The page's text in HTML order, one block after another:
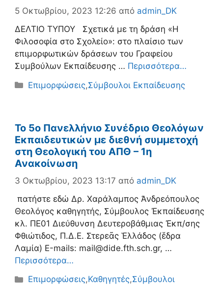
5 Οκτωβρίου, 2023 12:26 από admin_DK
ΔΕΛΤΙΟ ΤΥΠΟΥ Σχετικά με τη δράση «Η
Φιλοσοφία στο Σχολείο»: στο πλαίσιο των
επιμορφωτικών δράσεων του Γραφείου
Συμβούλων Εκπαίδευσης … Περισσότερα…
Κατηγορίες
Επιμορφώσεις,Σύμβουλοι Εκπαίδευσης
Το 5ο Πανελλήνιο Συνέδριο Θεολόγων
Εκπαιδευτικών με διεθνή συμμετοχή
στη Θεολογική του ΑΠΘ – 1η
Ανακοίνωση
3 Οκτωβρίου, 2023 13:17 από admin_DK
πατήστε εδώ Δρ. Χαράλαμπος Ἀνδρεόπουλος
Θεολόγος καθηγητής, Σύμβουλος Ἐκπαίδευσης
κλ. ΠΕ01 Διεύθυνση Δευτεροβάθμιας Ἐκπ/σης
Φθιώτιδος, Π.Δ.Ε. Στερεᾶς Ἑλλάδος (ἕδρα
Λαμία) Ε-mails: mail@dide.fth.sch.gr, …
Περισσότερα…
Κατηγορίες
Επιμορφώσεις,Καθηγητές,Σύμβουλοι